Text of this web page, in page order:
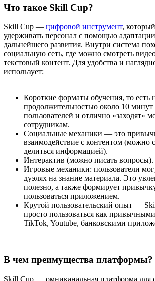
Что такое Skill Cup?
Skill Cup — цифровой инструмент,
удерживать персонал с помощью
дальнейшего развития. Внутри система
социальную сеть, где можно смотреть
текстовый контент. Для удобства и
использует:
Короткие форматы обучения, то есть
продолжительностью около 10 минут
пользователей и отлично «заходят»
сотрудникам.
Социальные механики — это
взаимодействие с контентом (можно
делиться информацией).
Интерактив (можно писать вопросы).
Игровые механики: пользователи
дуэлях на знание материала. Это
полезно, а также формирует
пользоваться приложением.
Крутой пользовательский опыт —
просто пользоваться как
TikTok, Youtube, банковскими
В чем преимущества платформы?
Skill Cup — омниканальная платформа для